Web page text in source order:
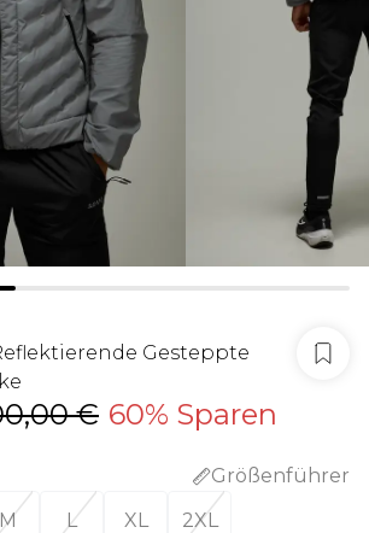
Gesteppte
€ 60% Sparen
Größenführer
M L XL 2XL